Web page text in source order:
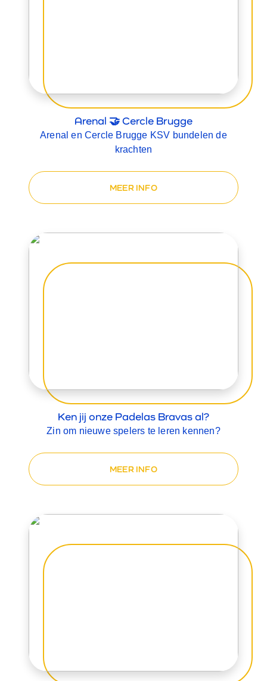
Arenal 🤝 Cercle Brugge
Arenal en Cercle Brugge KSV bundelen de
krachten
MEER INFO
Ken jij onze Padelas Bravas al?
Zin om nieuwe spelers te leren kennen?
MEER INFO